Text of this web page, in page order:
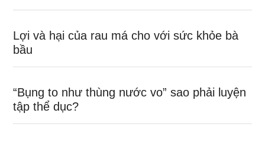
Lợi và hại của rau má cho với sức khỏe bà
bầu
“Bụng to như thùng nước vo” sao phải luyện
tập thể dục?